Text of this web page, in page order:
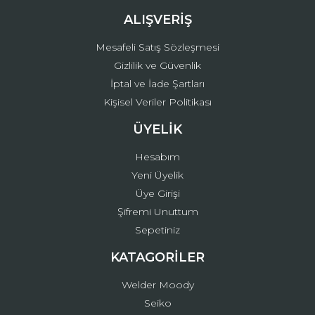
ALIŞVERİŞ
Mesafeli Satış Sözleşmesi
Gizlilik ve Güvenlik
İptal ve İade Şartları
Kişisel Veriler Politikası
ÜYELİK
Hesabım
Yeni Üyelik
Üye Girişi
Şifremi Unuttum
Sepetiniz
KATAGORİLER
Welder Moody
Seiko